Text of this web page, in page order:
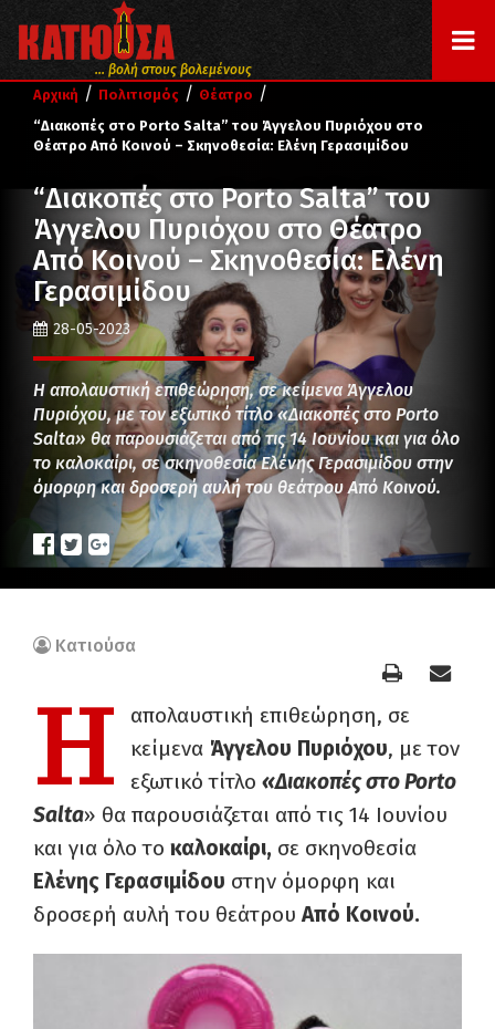
... βολή στους βολεμένους
Αρχική / Πολιτισμός / Θέατρο /
“Διακοπές στο Porto Salta” του Άγγελου Πυριόχου στο
Θέατρο Από Κοινού – Σκηνοθεσία: Ελένη Γερασιμίδου
“Διακοπές στο Porto Salta” του
Άγγελου Πυριόχου στο Θέατρο
Από Κοινού – Σκηνοθεσία: Ελένη
Γερασιμίδου
28-05-2023
Η απολαυστική επιθεώρηση, σε κείμενα Άγγελου
Πυριόχου, με τον εξωτικό τίτλο «Διακοπές στο Porto
Salta» θα παρουσιάζεται από τις 14 Ιουνίου και για όλο
το καλοκαίρι, σε σκηνοθεσία Ελένης Γερασιμίδου στην
όμορφη και δροσερή αυλή του θεάτρου Από Κοινού.
Κατιούσα
Η
απολαυστική επιθεώρηση, σε
κείμενα Άγγελου Πυριόχου, με τον
εξωτικό τίτλο «Διακοπές στοPorto
Salta» θα παρουσιάζεται από τις 14 Ιουνίου
και για όλο το καλοκαίρι, σε σκηνοθεσία
Ελένης Γερασιμίδου στην όμορφη και
δροσερή αυλή του θεάτρου Από Κοινού.